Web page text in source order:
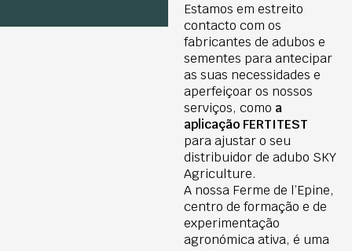
Estamos em estreito
contacto com os
fabricantes de adubos e
sementes para antecipar
as suas necessidades e
aperfeiçoar os nossos
serviços, como a
aplicação FERTITEST
para ajustar o seu
distribuidor de adubo SKY
Agriculture.
A nossa Ferme de l’Epine,
centro de formação e de
experimentação
agronómica ativa, é uma